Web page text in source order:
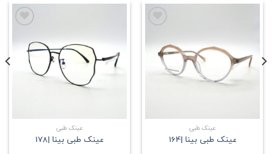
علاقه
مندی
عینک طبی
عینک طبی بینا |164
علاقه
مندی
عینک طبی
عینک طبی بینا |178